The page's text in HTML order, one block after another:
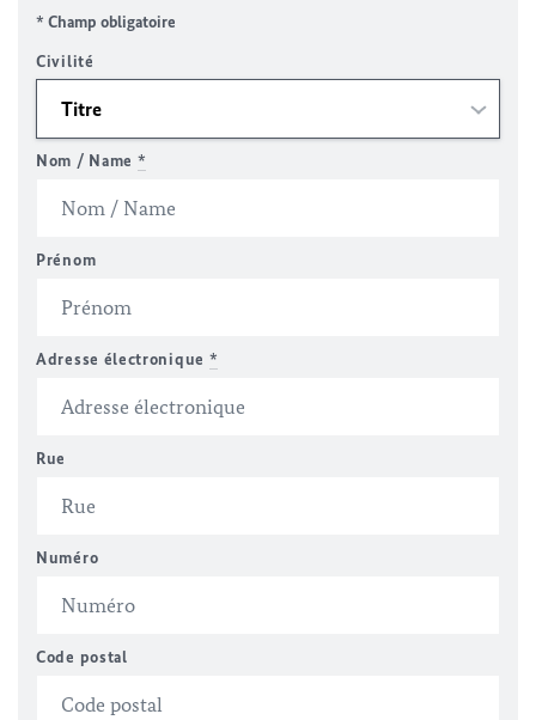
* Champ obligatoire
Civilité
Nom / Name *
Prénom
Adresse électronique *
Rue
Numéro
Code postal